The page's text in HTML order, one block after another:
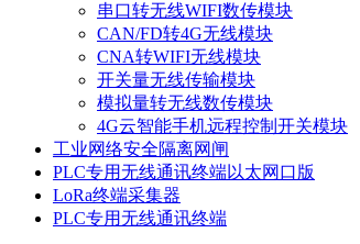
串口转无线WIFI数传模块
CAN/FD转4G无线模块
CNA转WIFI无线模块
开关量无线传输模块
模拟量转无线数传模块
4G云智能手机远程控制开关模块
工业网络安全隔离网闸
PLC专用无线通讯终端以太网口版
LoRa终端采集器
PLC专用无线通讯终端